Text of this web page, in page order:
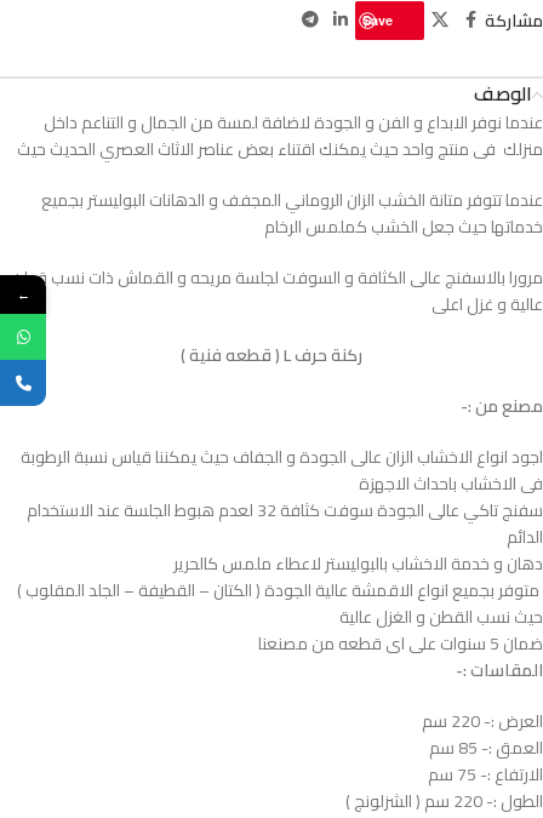
مشاركة
Save
الوصف
عندما نوفر الابداع و الفن و الجودة لاضافة لمسة من الجمال و التناعم داخل
منزلك فى منتج واحد حيث يمكنك اقتناء بعض عناصر الاثاث العصري الحديث حيث
عندما تتوفر متانة الخشب الزان الروماني المجفف و الدهانات البوليستر بجميع
خدماتها حيث جعل الخشب كملمس الرخام
مرورا بالاسفنج عالى الكثافة و السوفت لجلسة مريحه و القماش ذات نسب قطن
عالية و غزل اعلى
ركنة حرف L ( قطعه فنية )
مصنع من :-
اجود انواع الاخشاب الزان عالى الجودة و الجفاف حيث يمكننا قياس نسبة الرطوبة
فى الاخشاب باحداث الاجهزة
سفنج تاكي عالى الجودة سوفت كثافة 32 لعدم هبوط الجلسة عند الاستخدام
الدائم
دهان و خدمة الاخشاب بالبوليستر لاعطاء ملمس كالحرير
متوفر بجميع انواع الاقمشة عالية الجودة ( الكتان – القطيفة – الجلد المقلوب )
حيث نسب القطن و الغزل عالية
ضمان 5 سنوات على اى قطعه من مصنعنا
المقاسات :-
العرض :- 220 سم
العمق :- 85 سم
الارتفاع :- 75 سم
الطول :- 220 سم ( الشزلونج )
←